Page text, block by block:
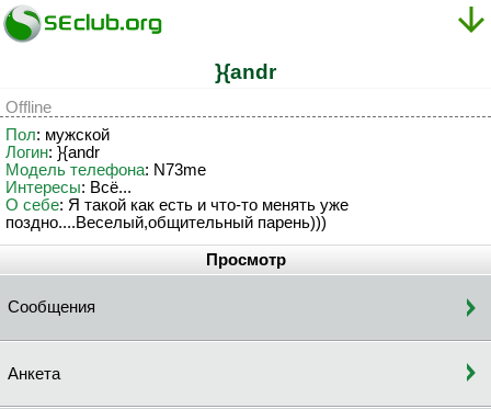
}{andr
Offline
Пол: мужской
Логин: }{andr
Модель телефона: N73me
Интересы: Всё...
О себе: Я такой как есть и что-то менять уже
поздно....Веселый,общительный парень)))
Просмотр
Сообщения
Анкета